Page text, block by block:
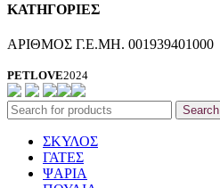
ΚΑΤΗΓΟΡΙΕΣ
ΑΡΙΘΜΟΣ Γ.Ε.ΜΗ. 001939401000
PETLOVE2024
Search
ΣΚΥΛΟΣ
ΓΑΤΕΣ
ΨΑΡΙΑ